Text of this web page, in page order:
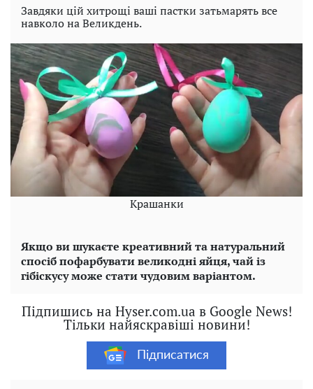
Завдяки цій хитрощі ваші пастки затьмарять все
навколо на Великдень.
Крашанки
Якщо ви шукаєте креативний та натуральний
спосіб пофарбувати великодні яйця, чай із
гібіскусу може стати чудовим варіантом.
Підпишись на Hyser.com.ua в Google News!
Тільки найяскравіші новини!
Підписатися